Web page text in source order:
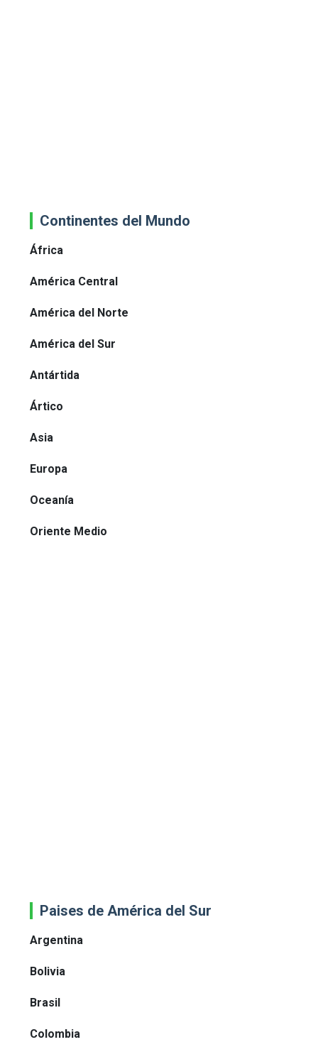
Continentes del Mundo
África
América Central
América del Norte
América del Sur
Antártida
Ártico
Asia
Europa
Oceanía
Oriente Medio
Paises de América del Sur
Argentina
Bolivia
Brasil
Colombia